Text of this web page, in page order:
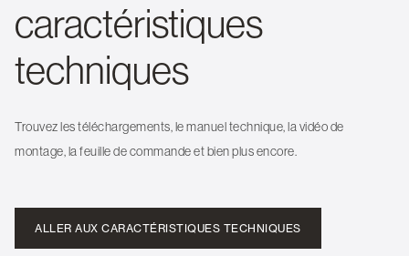
caractéristiques
techniques
Trouvez les téléchargements, le manuel technique, la vidéo de
montage, la feuille de commande et bien plus encore.
ALLER AUX CARACTÉRISTIQUES TECHNIQUES